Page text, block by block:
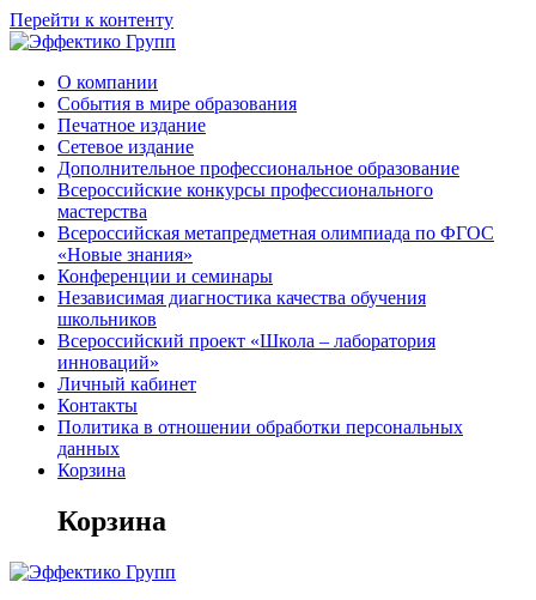
Перейти к контенту
О компании
События в мире образования
Печатное издание
Сетевое издание
Дополнительное профессиональное образование
Всероссийские конкурсы профессионального
мастерства
Всероссийская метапредметная олимпиада по ФГОС
«Новые знания»
Конференции и семинары
Независимая диагностика качества обучения
школьников
Всероссийский проект «Школа – лаборатория
инноваций»
Личный кабинет
Контакты
Политика в отношении обработки персональных
данных
Корзина
Корзина